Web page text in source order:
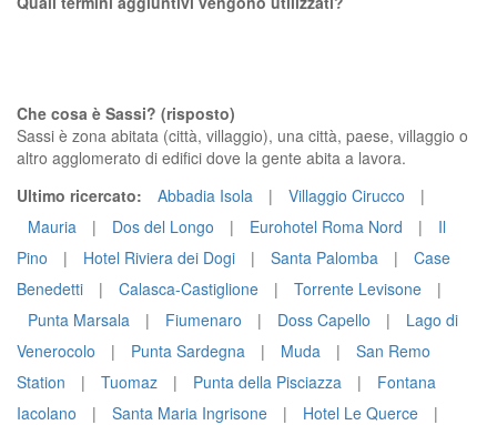
Che cosa è Sassi? (risposto)
Sassi è zona abitata (città, villaggio), una città, paese, villaggio o
altro agglomerato di edifici dove la gente abita a lavora.
Ultimo ricercato:
Abbadia Isola | Villaggio Cirucco
|
Mauria
| Dos del Longo | Eurohotel Roma Nord |
Il
Pino
| Hotel Riviera dei Dogi | Santa Palomba |
Case
Benedetti
| Calasca-Castiglione | Torrente Levisone
|
Punta Marsala
| Fiumenaro | Doss Capello |
Lago di
Venerocolo
| Punta Sardegna | Muda |
San Remo
Station
| Tuomaz | Punta della Pisciazza |
Fontana
Iacolano
| Santa Maria Ingrisone | Hotel Le Querce
|